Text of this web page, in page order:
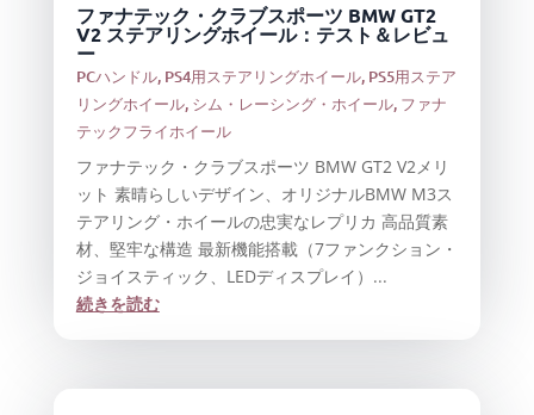
ファナテック・クラブスポーツ BMW GT2
V2 ステアリングホイール：テスト＆レビュ
ー
PCハンドル, PS4用ステアリングホイール, PS5用ステア
リングホイール, シム・レーシング・ホイール, ファナ
テックフライホイール
ファナテック・クラブスポーツ BMW GT2 V2メリ
ット 素晴らしいデザイン、オリジナルBMW M3ス
テアリング・ホイールの忠実なレプリカ 高品質素
材、堅牢な構造 最新機能搭載（7ファンクション・
ジョイスティック、LEDディスプレイ）...
続きを読む